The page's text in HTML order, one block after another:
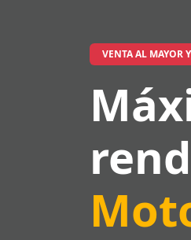
VENTA AL MAYOR